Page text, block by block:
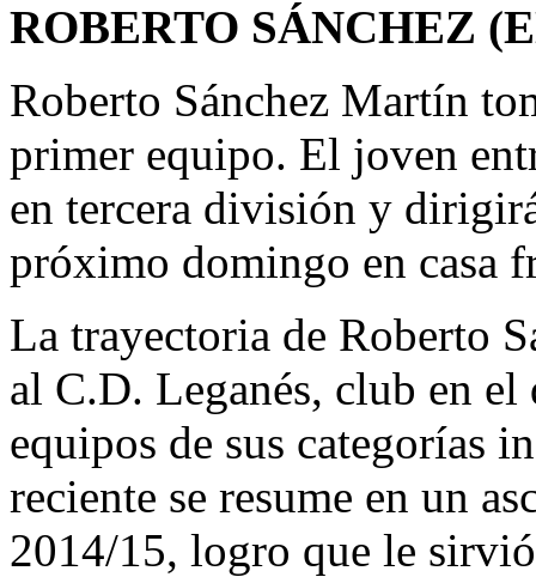
ROBERTO SÁNCHEZ
Roberto Sánchez Martín
primer equipo. El joven
en tercera división y
próximo domingo en casa
La trayectoria de Roberto
al C.D. Leganés, club en
equipos de sus categorías
reciente se resume en un
2014/15, logro que le